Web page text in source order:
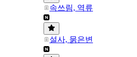
속쓰림, 역류
설사, 묽은변